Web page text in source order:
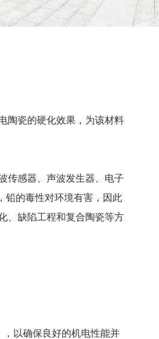
陶瓷的硬化效果，为该材料
传感器、声波发生器、电子
铅的毒性对环境有害，因此
、缺陷工程和复合陶瓷等方
，以确保良好的机电性能并